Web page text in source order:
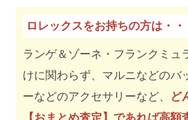
ロレックスをお持ちの方は・・
ランゲ＆ゾーネ・フランクミュ
けに関わらず、マルニなどのバ
ーなどのアクセサリーなど、 ど
【おまとめ査定】であれば高額